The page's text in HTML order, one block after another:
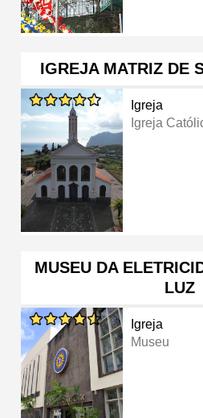
IGREJA MATRIZ DE
Igreja
Igreja
MUSEU DA
LUZ
Igreja
Museu